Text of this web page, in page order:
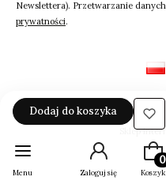
Newslettera). Przetwarzanie
prywatności.
Sklep
Dodaj do koszyka
Menu Zaloguj się Koszyk